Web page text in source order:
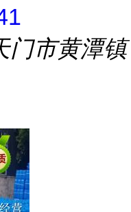
门市黄潭镇